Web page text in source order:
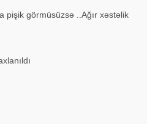
pişik görmüsüzsə ..Ağır xəstəlik